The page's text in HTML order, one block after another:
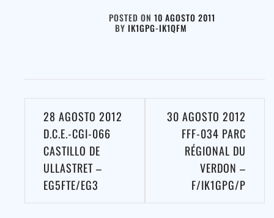
POSTED ON 10 AGOSTO 2011
BY IK1GPG-IK1QFM
Navigazione
articoli
28 AGOSTO 2012
D.C.E.-CGI-066
CASTILLO DE
ULLASTRET –
EG5FTE/EG3
30 AGOSTO 2012
FFF-034 PARC
RÉGIONAL DU
VERDON –
F/IK1GPG/P